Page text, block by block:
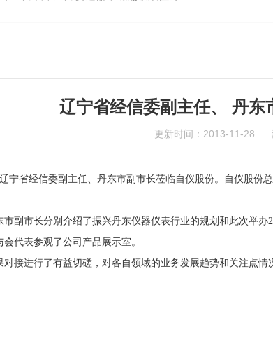
辽宁省经信委副主任、 丹东
更新时间：2013-11-28
宁省经信委副主任、丹东市副市长莅临自仪股份。自仪股
副市长分别介绍了振兴丹东仪器仪表行业的规划和此次举
代表参观了公司产品展示室。
接进行了有益切磋，对各自领域的业务发展趋势和关注点